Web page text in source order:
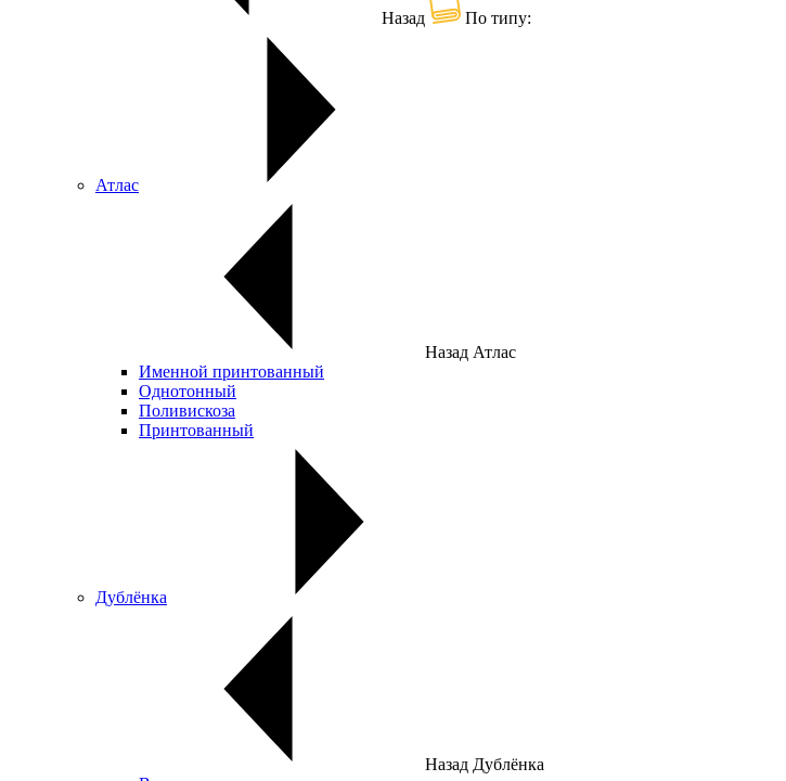
Назад По типу:
Атлас
Назад Атлас
Именной принтованный
Однотонный
Поливискоза
Принтованный
Дублёнка
Назад Дублёнка